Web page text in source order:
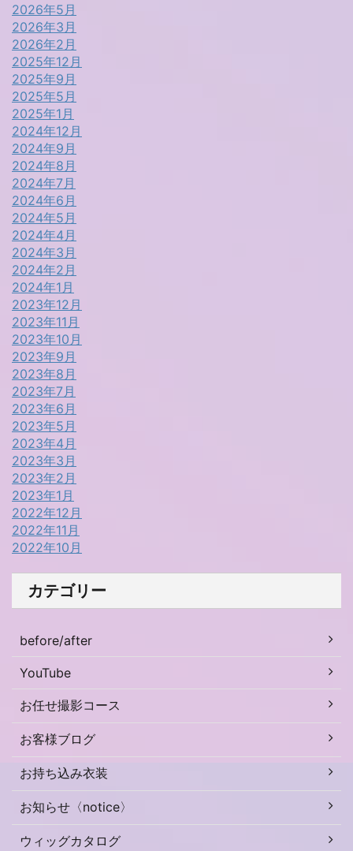
2026年5月
2026年3月
2026年2月
2025年12月
2025年9月
2025年5月
2025年1月
2024年12月
2024年9月
2024年8月
2024年7月
2024年6月
2024年5月
2024年4月
2024年3月
2024年2月
2024年1月
2023年12月
2023年11月
2023年10月
2023年9月
2023年8月
2023年7月
2023年6月
2023年5月
2023年4月
2023年3月
2023年2月
2023年1月
2022年12月
2022年11月
2022年10月
カテゴリー
before/after
YouTube
お任せ撮影コース
お客様ブログ
お持ち込み衣装
お知らせ〈notice〉
ウィッグカタログ